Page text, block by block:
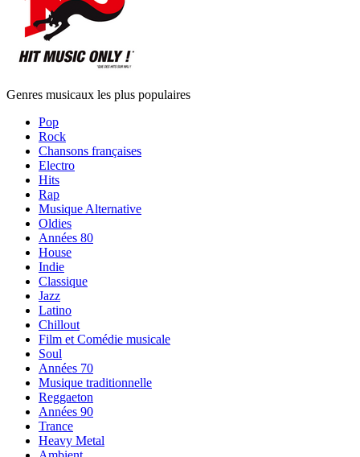
Genres musicaux les plus populaires
Pop
Rock
Chansons françaises
Electro
Hits
Rap
Musique Alternative
Oldies
Années 80
House
Indie
Classique
Jazz
Latino
Chillout
Film et Comédie musicale
Soul
Années 70
Musique traditionnelle
Reggaeton
Années 90
Trance
Heavy Metal